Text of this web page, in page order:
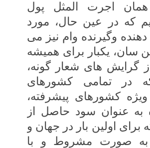
همان‏ اجرت المثل پول
که در عین حال، مورد
و‏گیرنده وام نیز می
‏سان، یکبار برای همیشه
گرایش‏ های شعار گونه،
که در تمامی‏ کشورهای
کشورهای پیشرفته،
به عنوان سود حاصل از
برای اولین بار در جهان و
صورت مشروط و با